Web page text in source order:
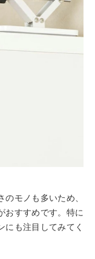
モノも多いため、
おすすめです。特に
にも注目してみてく